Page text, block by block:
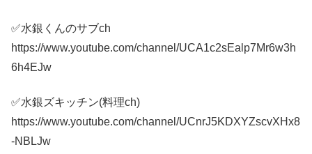
✅水銀くんのサブch
https://www.youtube.com/channel/UCA1c2sEalp7Mr6w3h
6h4EJw
✅水銀ズキッチン(料理ch)
https://www.youtube.com/channel/UCnrJ5KDXYZscvXHx8
-NBLJw